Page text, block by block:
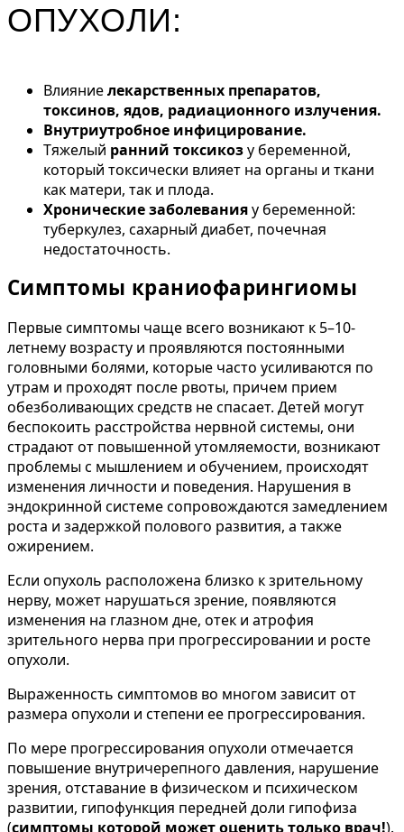
ОПУХОЛИ:
Влияниелекарственных препаратов,
токсинов, ядов, радиационного излучения.
Внутриутробное инфицирование.
Тяжелый ранний токсикозу беременной,
который токсически влияет на органы и ткани
как матери, так и плода.
Хронические заболеванияу беременной:
туберкулез, сахарный диабет, почечная
недостаточность.
Симптомы краниофарингиомы
Первые симптомы чаще всего возникают к 5–10-
летнему возрасту и проявляются постоянными
головными болями, которые часто усиливаются по
утрам и проходят после рвоты, причем прием
обезболивающих средств не спасает. Детей могут
беспокоить расстройства нервной системы, они
страдают от повышенной утомляемости, возникают
проблемы с мышлением и обучением, происходят
изменения личности и поведения. Нарушения в
эндокринной системе сопровождаются замедлением
роста и задержкой полового развития, а также
ожирением.
Если опухоль расположена близко к зрительному
нерву, может нарушаться зрение, появляются
изменения на глазном дне, отек и атрофия
зрительного нерва при прогрессировании и росте
опухоли.
Выраженность симптомов во многом зависит от
размера опухоли и степени ее прогрессирования.
По мере прогрессирования опухоли отмечается
повышение внутричерепного давления, нарушение
зрения, отставание в физическом и психическом
развитии, гипофункция передней доли гипофиза
(симптомы которой может оценить только врач!).